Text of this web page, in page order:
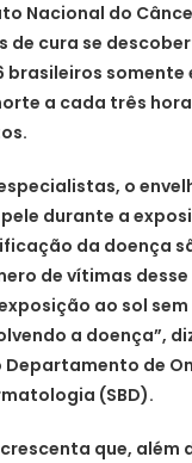
Nacional do
de cura se
brasileiros
a cada três
o
durante a
da doença
de vítimas
ao sol
a doença”,
de
(SBD).
que, além